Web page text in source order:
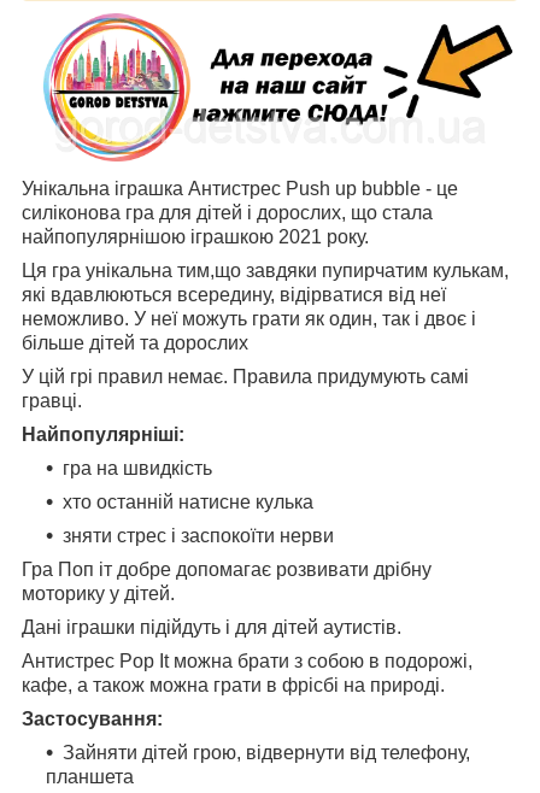
Унікальна іграшка Антистрес Push up bubble - це
силіконова гра для дітей і дорослих, що стала
найпопулярнішою іграшкою 2021 року.
Ця гра унікальна тим,що завдяки пупирчатим кулькам,
які вдавлюються всередину, відірватися від неї
неможливо. У неї можуть грати як один, так і двоє і
більше дітей та дорослих
У цій грі правил немає. Правила придумують самі
гравці.
Найпопулярніші:
гра на швидкість
хто останній натисне кулька
зняти стрес і заспокоїти нерви
Гра Поп іт добре допомагає розвивати дрібну
моторику у дітей.
Дані іграшки підійдуть і для дітей аутистів.
Антистрес Pop It можна брати з собою в подорожі,
кафе, а також можна грати в фрісбі на природі.
Застосування:
Зайняти дітей грою, відвернути від телефону,
планшета